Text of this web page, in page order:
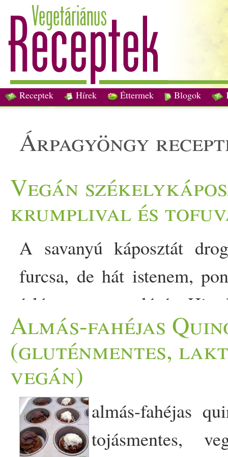
Receptek Hírek Éttermek Blogok
árpagyöngy
Vegán
krumplival és
A savanyú káposztát
furcsa, de hát istenem,
ízléses csomagolását.
káposzta-vásárlás. Mivel
megenni csak úgy
székelykáposzta lesz
káposzta 1 nagy fej
fokhagyma 1 evőkanál
Almás-fahéjas
(gluténmentes,
vegán)
almás-fahéjas
tojásmentes,